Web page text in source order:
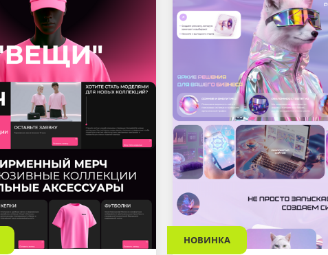
НОВИНКА